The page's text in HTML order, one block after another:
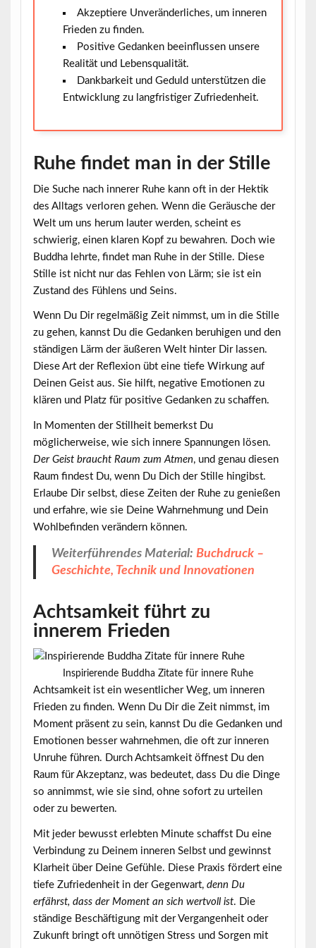
Akzeptiere Unveränderliches, um inneren
Frieden zu finden.
Positive Gedanken beeinflussen unsere
Realität und Lebensqualität.
Dankbarkeit und Geduld unterstützen die
Entwicklung zu langfristiger Zufriedenheit.
Ruhe findet man in der Stille
Die Suche nach innerer Ruhe kann oft in der Hektik
des Alltags verloren gehen. Wenn die Geräusche der
Welt um uns herum lauter werden, scheint es
schwierig, einen klaren Kopf zu bewahren. Doch wie
Buddha lehrte, findet man Ruhe in der Stille. Diese
Stille ist nicht nur das Fehlen von Lärm; sie ist ein
Zustand des Fühlens und Seins.
Wenn Du Dir regelmäßig Zeit nimmst, um in die Stille
zu gehen, kannst Du die Gedanken beruhigen und den
ständigen Lärm der äußeren Welt hinter Dir lassen.
Diese Art der Reflexion übt eine tiefe Wirkung auf
Deinen Geist aus. Sie hilft, negative Emotionen zu
klären und Platz für positive Gedanken zu schaffen.
In Momenten der Stillheit bemerkst Du
möglicherweise, wie sich innere Spannungen lösen.
Der Geist braucht Raum zum Atmen, und genau diesen
Raum findest Du, wenn Du Dich der Stille hingibst.
Erlaube Dir selbst, diese Zeiten der Ruhe zu genießen
und erfahre, wie sie Deine Wahrnehmung und Dein
Wohlbefinden verändern können.
Weiterführendes Material:Buchdruck –
Geschichte, Technik und Innovationen
Achtsamkeit führt zu
innerem Frieden
Inspirierende Buddha Zitate für innere Ruhe
Achtsamkeit ist ein wesentlicher Weg, um inneren
Frieden zu finden. Wenn Du Dir die Zeit nimmst, im
Moment präsent zu sein, kannst Du die Gedanken und
Emotionen besser wahrnehmen, die oft zur inneren
Unruhe führen. Durch Achtsamkeit öffnest Du den
Raum für Akzeptanz, was bedeutet, dass Du die Dinge
so annimmst, wie sie sind, ohne sofort zu urteilen
oder zu bewerten.
Mit jeder bewusst erlebten Minute schaffst Du eine
Verbindung zu Deinem inneren Selbst und gewinnst
Klarheit über Deine Gefühle. Diese Praxis fördert eine
tiefe Zufriedenheit in der Gegenwart, denn Du
erfährst, dass der Moment an sich wertvoll ist. Die
ständige Beschäftigung mit der Vergangenheit oder
Zukunft bringt oft unnötigen Stress und Sorgen mit